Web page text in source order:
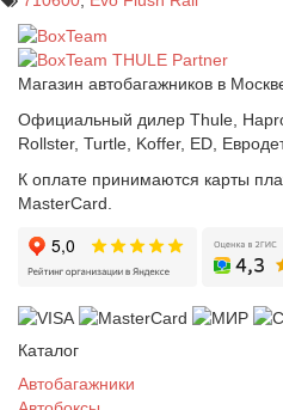
Магазин автобагажников в
Официальный дилер Thule,
Rollster, Turtle, Koffer, ED,
К оплате принимаются карты
MasterCard.
Каталог
Автобагажники